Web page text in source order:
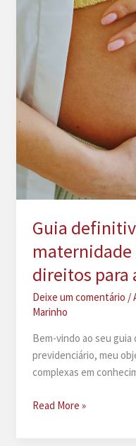
Guia
maternidade
direitos para
Deixe um comentário /
Marinho
Bem-vindo ao seu guia
previdenciário, meu
complexas em
Guia
Read More »